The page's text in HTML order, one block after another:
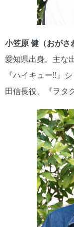
小笠原 健（おがさ
愛知県出身。主な
『ハイキュー!!』
田信長役、『ヲタ